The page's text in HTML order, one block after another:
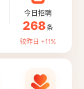
今日招聘
268条
较昨日 +11%